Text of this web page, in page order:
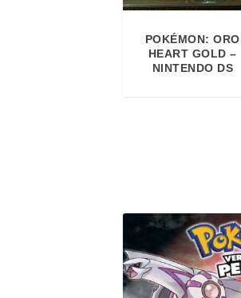
POKÉMON: ORO
HEART GOLD –
NINTENDO DS